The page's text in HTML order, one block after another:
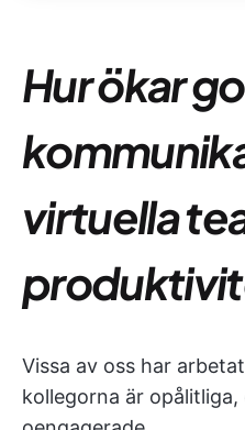
Hur ökar
virtuella
Vissa av oss har
kollegorna är